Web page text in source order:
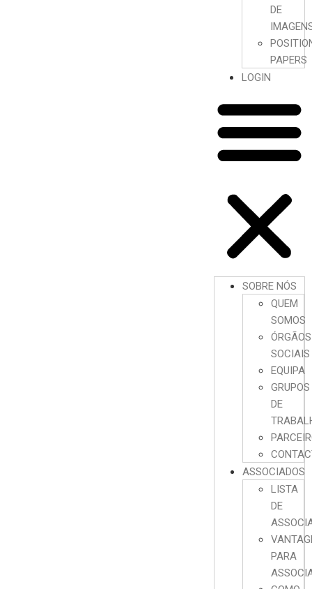
DE
PAPERS
LOGIN
SOBRE NÓS
QUEM
SOMOS
ÓRGÃOS
SOCIAIS
EQUIPA
GRUPOS
DE
ASSOCIADOS
LISTA
DE
PARA